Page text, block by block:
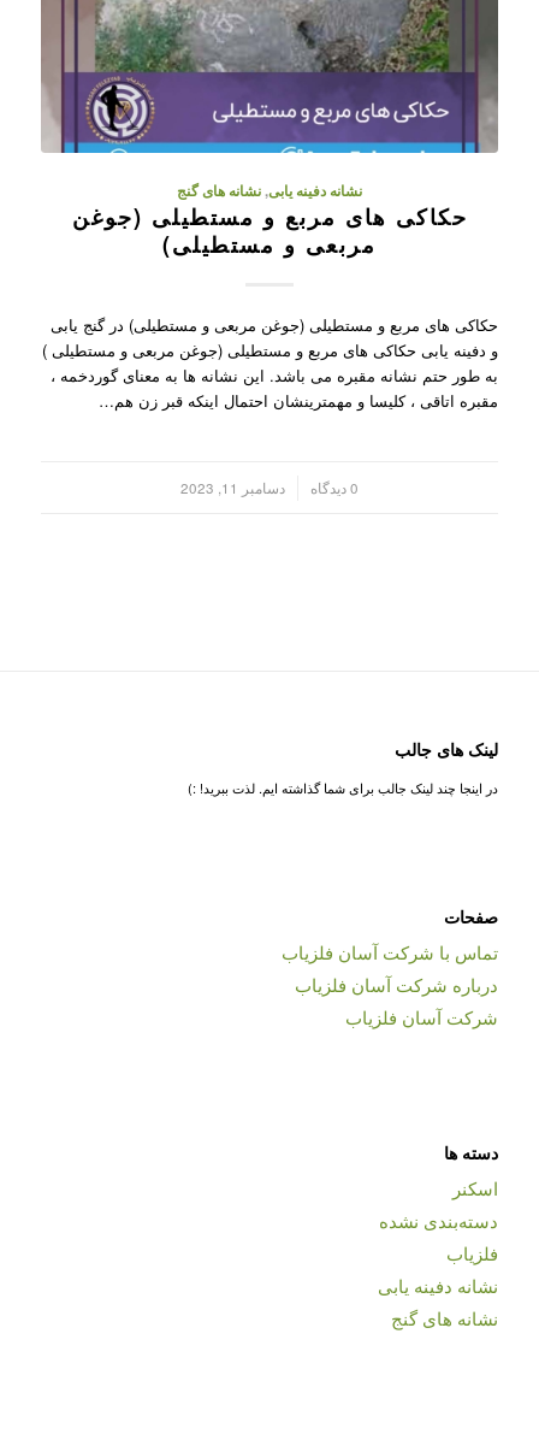
نشانه دفینه یابی,نشانه های گنج
حکاکی های مربع و مستطیلی (جوغن
مربعی و مستطیلی)
حکاکی های مربع و مستطیلی (جوغن مربعی و مستطیلی) در گنج یابی
و دفینه یابی حکاکی های مربع و مستطیلی (جوغن مربعی و مستطیلی )
به طور حتم نشانه مقبره می باشد. این نشانه ها به معنای گوردخمه ،
مقبره اتاقی ، کلیسا و مهمترینشان احتمال اینکه قبر زن هم…
0 دیدگاه دسامبر 11, 2023
لینک های جالب
در اینجا چند لینک جالب برای شما گذاشته ایم. لذت ببرید! :)
صفحات
تماس با شرکت آسان فلزیاب
درباره شرکت آسان فلزیاب
شرکت آسان فلزیاب
دسته ها
اسکنر
دسته‌بندی نشده
فلزیاب
نشانه دفینه یابی
نشانه های گنج